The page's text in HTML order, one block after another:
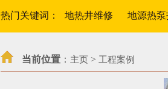
热门关键词： 地热井维修 地源热泵
当前位置： 主页> 工程案例